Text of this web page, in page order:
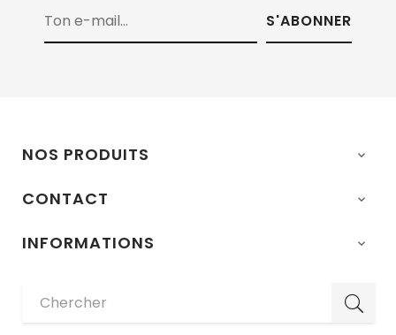
S'ABONNER
NOS PRODUITS 
CONTACT 
INFORMATIONS 